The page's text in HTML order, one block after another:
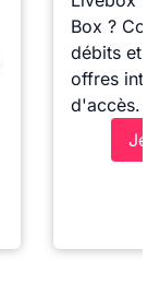
Box ?
débits et
offres
d'accès.
Je